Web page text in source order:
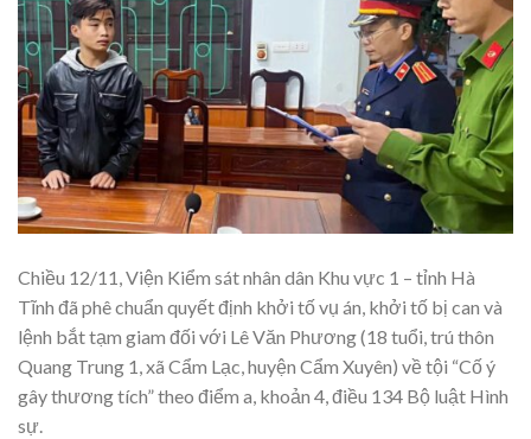
Chiều 12/11, Viện Kiểm sát nhân dân Khu vực 1 – tỉnh Hà
Tĩnh đã phê chuẩn quyết định khởi tố vụ án, khởi tố bị can và
lệnh bắt tạm giam đối với Lê Văn Phương (18 tuổi, trú thôn
Quang Trung 1, xã Cẩm Lạc, huyện Cẩm Xuyên) về tội “Cố ý
gây thương tích” theo điểm a, khoản 4, điều 134 Bộ luật Hình
sự.